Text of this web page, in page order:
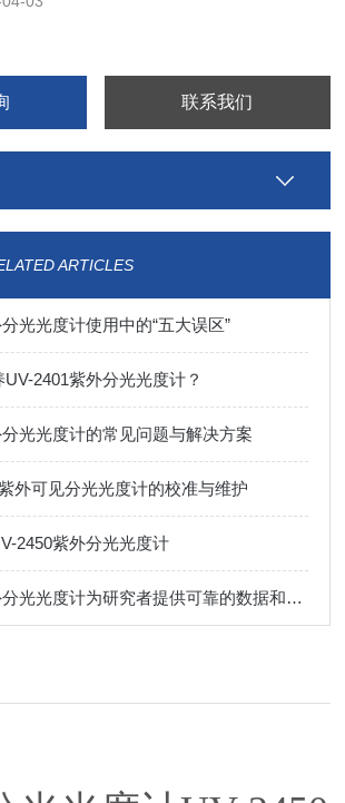
联系我们
ARTICLES
光光度计使用中的“五大误区”
2401紫外分光光度计？
光光度计的常见问题与解决方案
外可见分光光度计的校准与维护
2450紫外分光光度计
UV-2450紫外分光光度计为研究者提供可靠的数据和洞察力